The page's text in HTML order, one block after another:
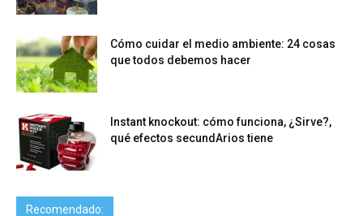
Cómo cuidar el medio ambiente: 24 cosas
que todos debemos hacer
Instant knockout: cómo funciona, ¿Sirve?,
qué efectos secundArios tiene
Recomendado: